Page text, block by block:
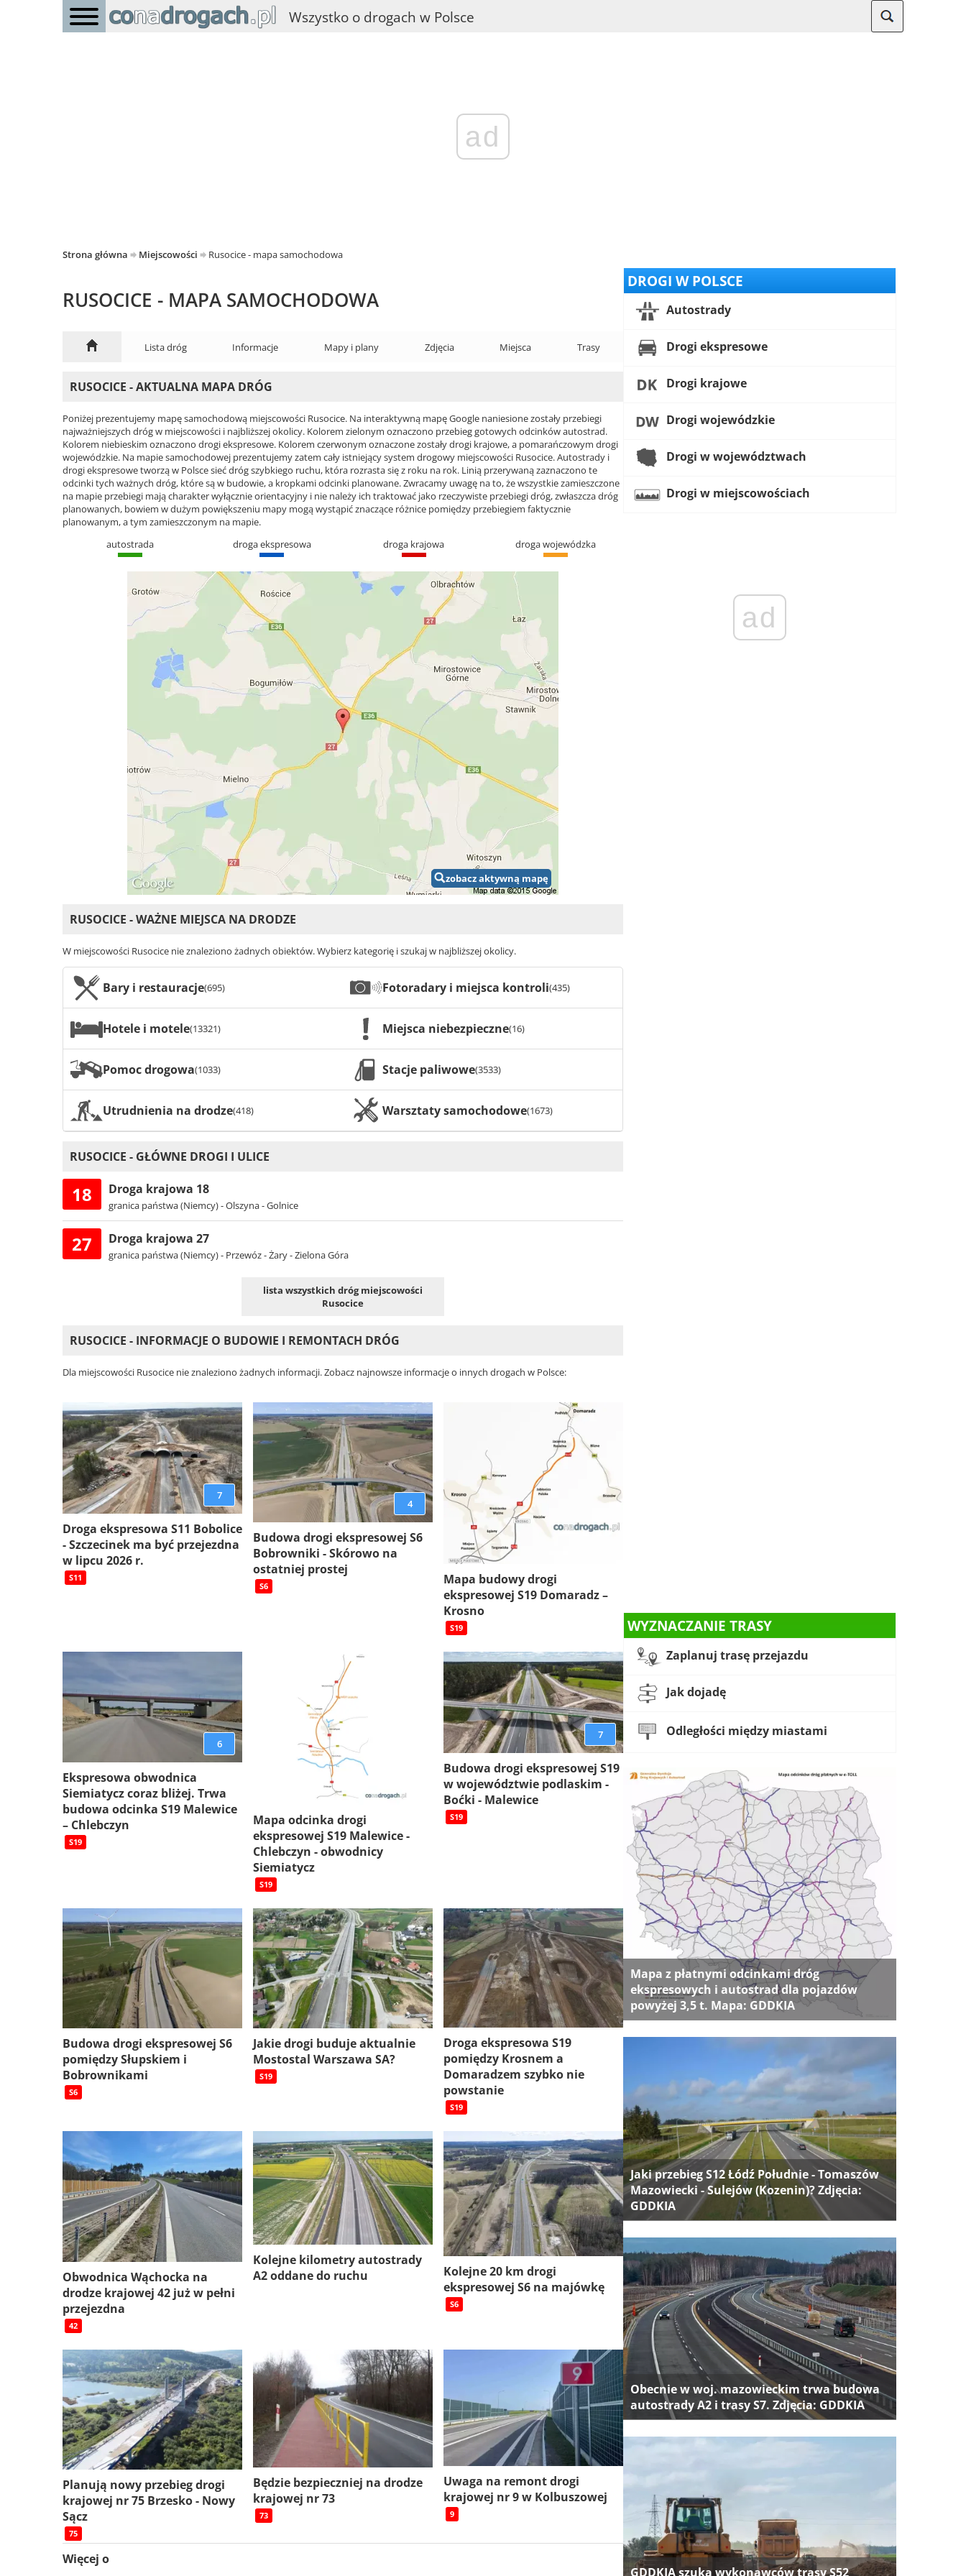
Wszystko o drogach w Polsce
ad
Strona główna Miejscowości Rusocice - mapa samochodowa
RUSOCICE - MAPA SAMOCHODOWA
Lista dróg Informacje Mapy i plany Zdjęcia Miejsca Trasy
RUSOCICE - AKTUALNA MAPA DRÓG
Poniżej prezentujemy mapę samochodową miejscowości Rusocice. Na interaktywną mapę Google naniesione zostały przebiegi
najważniejszych dróg w miejscowości i najbliższej okolicy. Kolorem zielonym oznaczono przebieg gotowych odcinków autostrad.
Kolorem niebieskim oznaczono drogi ekspresowe. Kolorem czerwonym oznaczone zostały drogi krajowe, a pomarańczowym drogi
wojewódzkie. Na mapie samochodowej prezentujemy zatem cały istniejący system drogowy miejscowości Rusocice. Autostrady i
drogi ekspresowe tworzą w Polsce sieć dróg szybkiego ruchu, która rozrasta się z roku na rok. Linią przerywaną zaznaczono te
odcinki tych ważnych dróg, które są w budowie, a kropkami odcinki planowane. Zwracamy uwagę na to, że wszystkie zamieszczone
na mapie przebiegi mają charakter wyłącznie orientacyjny i nie należy ich traktować jako rzeczywiste przebiegi dróg, zwłaszcza dróg
planowanych, bowiem w dużym powiększeniu mapy mogą wystąpić znaczące różnice pomiędzy przebiegiem faktycznie
planowanym, a tym zamieszczonym na mapie.
autostrada
droga ekspresowa droga krajowa droga wojewódzka
zobacz aktywną mapę
RUSOCICE - WAŻNE MIEJSCA NA DRODZE
W miejscowości Rusocice nie znaleziono żadnych obiektów. Wybierz kategorię i szukaj w najbliższej okolicy.
Bary i restauracje(695) Fotoradary i miejsca kontroli(435)
Hotele i motele(13321) Miejsca niebezpieczne(16)
Pomoc drogowa(1033) Stacje paliwowe(3533)
Utrudnienia na drodze(418) Warsztaty samochodowe(1673)
RUSOCICE - GŁÓWNE DROGI I ULICE
18 Droga krajowa 18
granica państwa (Niemcy) - Olszyna - Golnice
27 Droga krajowa 27
granica państwa (Niemcy) - Przewóz - Żary - Zielona Góra
lista wszystkich dróg miejscowości
Rusocice
RUSOCICE - INFORMACJE O BUDOWIE I REMONTACH DRÓG
Dla miejscowości Rusocice nie znaleziono żadnych informacji. Zobacz najnowsze informacje o innych drogach w Polsce:
7
Droga ekspresowa S11 Bobolice
- Szczecinek ma być przejezdna
w lipcu 2026 r.
S11
4
Budowa drogi ekspresowej S6
Bobrowniki - Skórowo na
ostatniej prostej
S6
Mapa budowy drogi
ekspresowej S19 Domaradz –
Krosno
S19
6
Ekspresowa obwodnica
Siemiatycz coraz bliżej. Trwa
budowa odcinka S19 Malewice
– Chlebczyn
S19
Mapa odcinka drogi
ekspresowej S19 Malewice -
Chlebczyn - obwodnicy
Siemiatycz
S19
7
Budowa drogi ekspresowej S19
w województwie podlaskim -
Boćki - Malewice
S19
Budowa drogi ekspresowej S6
pomiędzy Słupskiem i
Bobrownikami
S6
Jakie drogi buduje aktualnie
Mostostal Warszawa SA?
S19
Droga ekspresowa S19
pomiędzy Krosnem a
Domaradzem szybko nie
powstanie
S19
Obwodnica Wąchocka na
drodze krajowej 42 już w pełni
przejezdna
42
Kolejne kilometry autostrady
A2 oddane do ruchu
Kolejne 20 km drogi
ekspresowej S6 na majówkę
S6
Planują nowy przebieg drogi
krajowej nr 75 Brzesko - Nowy
Sącz
75
Będzie bezpieczniej na drodze
krajowej nr 73
73
Uwaga na remont drogi
krajowej nr 9 w Kolbuszowej
9
Więcej o
DROGI W POLSCE
Autostrady
Drogi ekspresowe
Drogi krajowe
Drogi wojewódzkie
Drogi w województwach
Drogi w miejscowościach
ad
WYZNACZANIE TRASY
Zaplanuj trasę przejazdu
Jak dojadę
Odległości między miastami
Mapa z płatnymi odcinkami dróg
ekspresowych i autostrad dla pojazdów
powyżej 3,5 t. Mapa: GDDKIA
Jaki przebieg S12 Łódź Południe - Tomaszów
Mazowiecki - Sulejów (Kozenin)? Zdjęcia:
GDDKIA
Obecnie w woj. mazowieckim trwa budowa
autostrady A2 i trasy S7. Zdjęcia: GDDKIA
GDDKIA szuka wykonawców trasy S52